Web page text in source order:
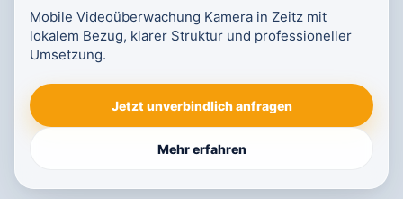
Mobile Videoüberwachung Kamera in Zeitz mit
lokalem Bezug, klarer Struktur und professioneller
Umsetzung.
Jetzt unverbindlich anfragen
Mehr erfahren